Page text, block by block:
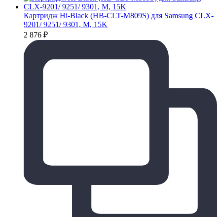
Картридж Hi-Black (HB-CLT-M809S) для Samsung CLX-
9201/ 9251/ 9301, M, 15K
2 876 ₽